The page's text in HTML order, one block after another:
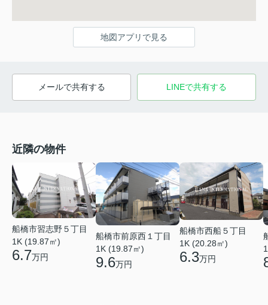
地図アプリで見る
メールで共有する LINEで共有する
近隣の物件
船橋市習志野５丁目
1K (19.87㎡)
6.7万円
船橋市前原西１丁目
1K (19.87㎡)
9.6万円
船橋市西船５丁目
1K (20.28㎡)
6.3万円